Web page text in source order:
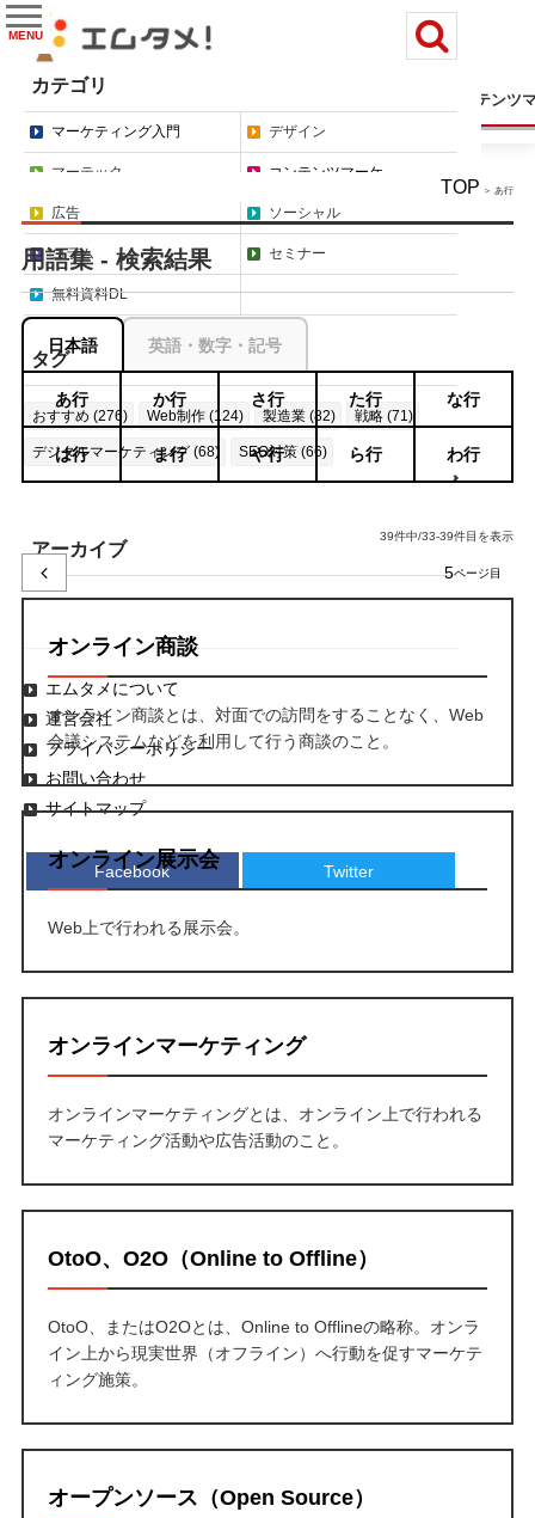
マーケティング入門 コンテンツ
MENU
カテゴリ
マーケティング入門 デザイン
マーテック コンテンツマーケ
広告 ソーシャル
コラム セミナー
無料資料DL
タグ
おすすめ (276) Web制作 (124) 製造業 (82) 戦略 (71)
デジタルマーケティング (68)
SEO対策 (66)
もっと見る
アーカイブ
エムタメについて
運営会社
プライバシーポリシー
お問い合わせ
サイトマップ
Facebook Twitter
TOP ＞ あ行
用語集 - 検索結果
日本語 英語・数字・記号
あ行 か行 さ行 た行 な行
は行 ま行 や行 ら行 わ行
39件中/33-39件目を表示
5
オンライン商談
オンライン商談とは、対面での訪問をすることなく、Web
会議システムなどを利用して行う商談のこと。
オンライン展示会
Web上で行われる展示会。
オンラインマーケティング
オンラインマーケティングとは、オンライン上で行われる
マーケティング活動や広告活動のこと。
OtoO、O2O（Online to Offline）
OtoO、またはO2Oとは、Online to Offlineの略称。オンラ
イン上から現実世界（オフライン）へ行動を促すマーケテ
ィング施策。
オープンソース（Open Source）